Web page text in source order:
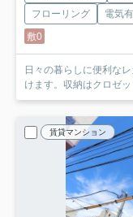
フローリング
電気有
敷0
日々の暮らしに便利な
けます。収納はクロゼ
賃貸マンション